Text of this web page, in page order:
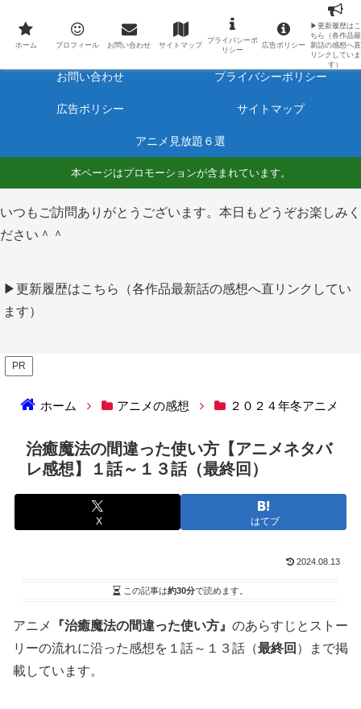
最新アニメのあらすじと感想をネタバレ有りで毎日更新しています。
ホーム プロフィール
お問い合わせ プライバシーポリシー
広告ポリシー サイトマップ
アニメ見放題６選
本ページはプロモーションが含まれています。
いつもご訪問ありがとうございます。本日もどうぞお楽しみく
ださい＾＾
▶更新履歴はこちら（各作品最新話の感想へ直リンクしてい
ます）
PR
ホーム アニメの感想 ２０２４年冬アニメ
治癒魔法の間違った使い方【アニメネタバ
レ感想】１話～１３話（最終回）
X はてブ
2024.08.13
この記事は約30分で読めます。
アニメ 『治癒魔法の間違った使い方』 のあらすじとストー
リーの流れに沿った感想を１話～１３話（最終回 ）まで掲
載しています。
ホーム プロフィール お問い合わせ サイトマップ
プライバシーポ
リシー
広告ポリシー
▶更新履歴はこ
ちら（各作品最
新話の感想へ直
リンクしていま
す）